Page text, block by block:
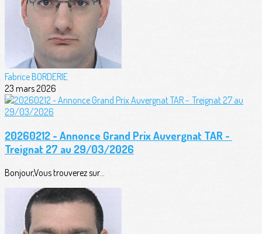
Fabrice BORDERIE
23 mars 2026
20260212 - Annonce Grand Prix Auvergnat TAR -
Treignat 27 au 29/03/2026
Bonjour,Vous trouverez sur...